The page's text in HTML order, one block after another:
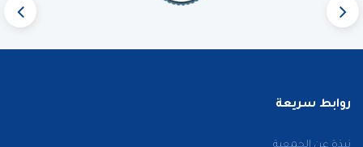
روابط سريعة